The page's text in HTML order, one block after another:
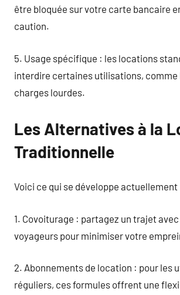
être bloquée sur votre carte bancaire
caution.
5. Usage spécifique : les locations
interdire certaines utilisations, comme
charges lourdes.
Les Alternatives à la
Traditionnelle
Voici ce qui se développe actuellement
1. Covoiturage : partagez un trajet avec
voyageurs pour minimiser votre
2. Abonnements de location : pour les
réguliers, ces formules offrent une